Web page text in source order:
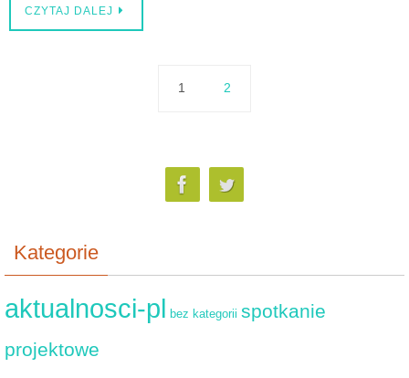
CZYTAJ DALEJ
1 2
Kategorie
aktualnosci-pl bez kategorii spotkanie
projektowe